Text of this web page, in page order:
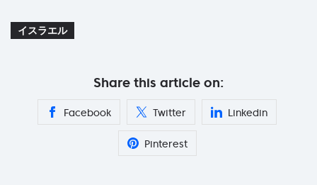
イスラエル
Share this article on:
Facebook Twitter Linkedin
Pinterest